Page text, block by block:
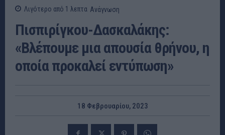
Λιγότερο από 1 λεπτα Ανάγνωση
Πισπιρίγκου-Δασκαλάκης:
«Βλέπουμε μια απουσία θρήνου, η
οποία προκαλεί εντύπωση»
18 Φεβρουαρίου, 2023